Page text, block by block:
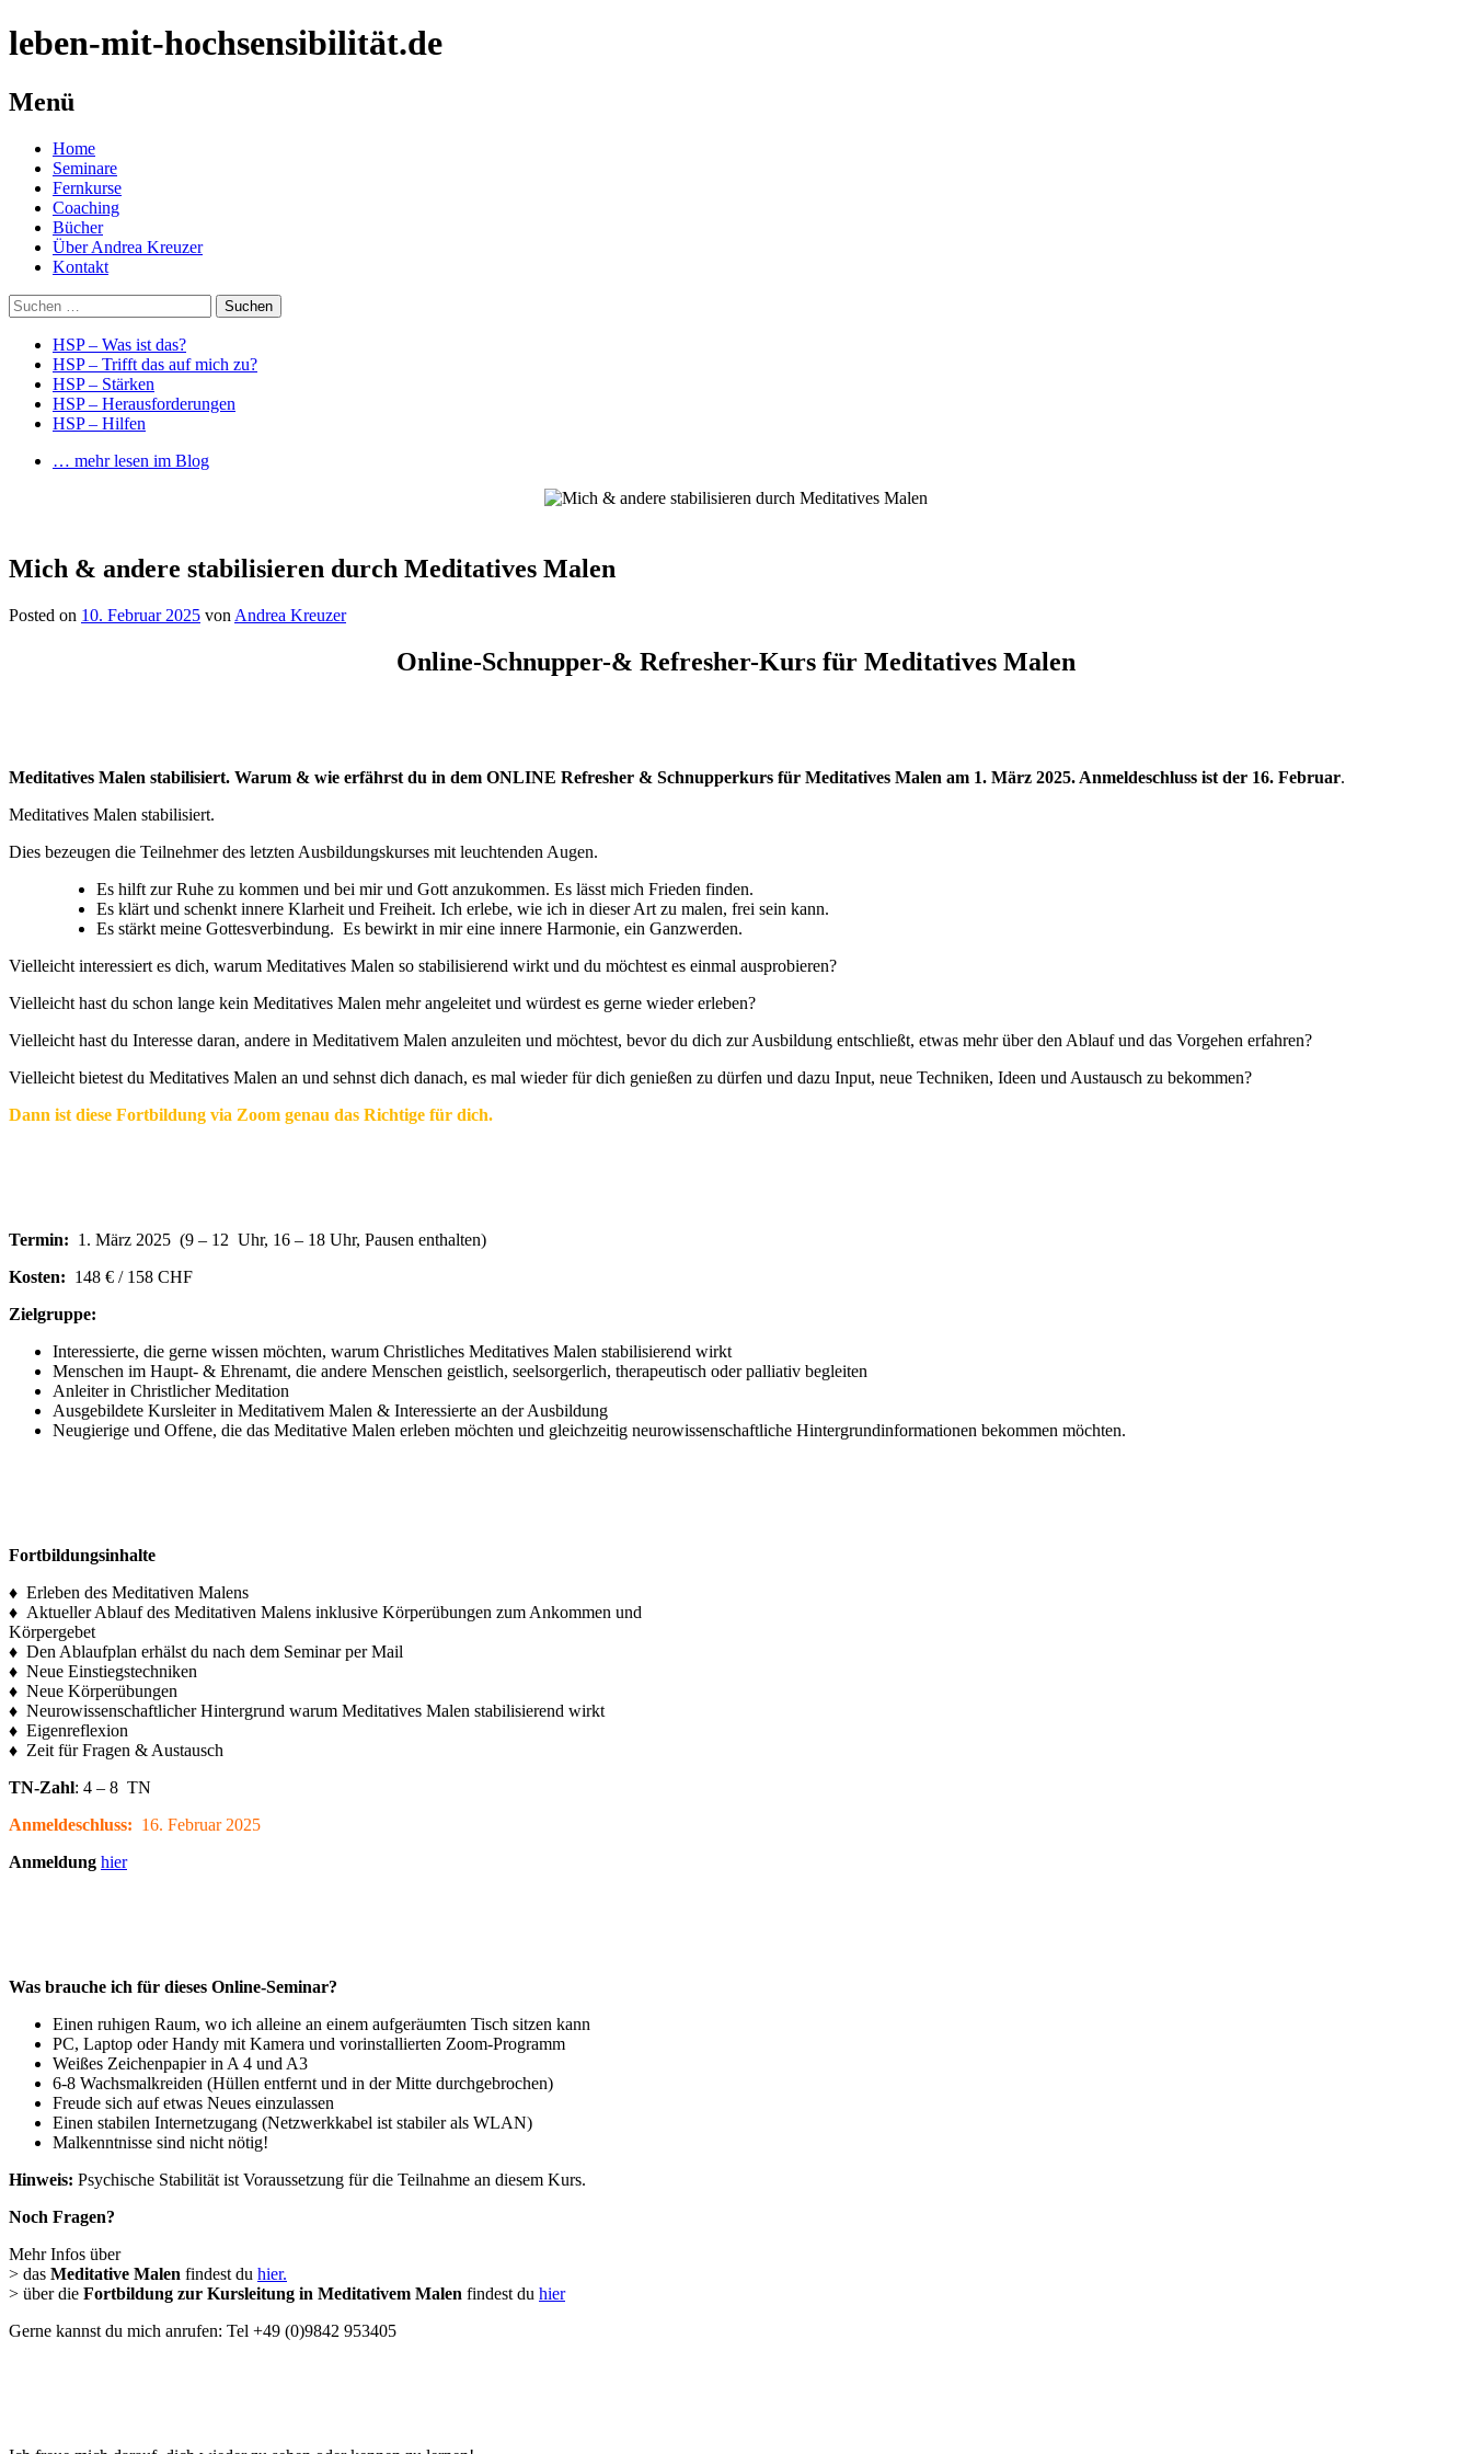
leben-mit-hochsensibilität.de
Menü
Springe
zum
Inhalt
Home
Seminare
Fernkurse
Coaching
Bücher
Über Andrea Kreuzer
Kontakt
Suchen
nach:
HSP – Was ist das?
HSP – Trifft das auf mich zu?
HSP – Stärken
HSP – Herausforderungen
HSP – Hilfen
… mehr lesen im Blog
Mich & andere stabilisieren durch Meditatives Malen
Posted on 10. Februar 2025 von Andrea Kreuzer
Online-Schnupper-& Refresher-Kurs für Meditatives Malen
Meditatives Malen stabilisiert. Warum & wie erfährst du in dem ONLINE Refresher & Schnupperkurs für Meditatives Malen am 1. März 2025. Anmeldeschluss ist der 16. Februar.
Meditatives Malen stabilisiert.
Dies bezeugen die Teilnehmer des letzten Ausbildungskurses mit leuchtenden Augen.
Es hilft zur Ruhe zu kommen und bei mir und Gott anzukommen. Es lässt mich Frieden finden.
Es klärt und schenkt innere Klarheit und Freiheit. Ich erlebe, wie ich in dieser Art zu malen, frei sein kann.
Es stärkt meine Gottesverbindung. Es bewirkt in mir eine innere Harmonie, ein Ganzwerden.
Vielleicht interessiert es dich, warum Meditatives Malen so stabilisierend wirkt und du möchtest es einmal ausprobieren?
Vielleicht hast du schon lange kein Meditatives Malen mehr angeleitet und würdest es gerne wieder erleben?
Vielleicht hast du Interesse daran, andere in Meditativem Malen anzuleiten und möchtest, bevor du dich zur Ausbildung entschließt, etwas mehr über den Ablauf und das Vorgehen erfahren?
Vielleicht bietest du Meditatives Malen an und sehnst dich danach, es mal wieder für dich genießen zu dürfen und dazu Input, neue Techniken, Ideen und Austausch zu bekommen?
Dann ist diese Fortbildung via Zoom genau das Richtige für dich.
Termin: 1. März 2025 (9 – 12 Uhr, 16 – 18 Uhr, Pausen enthalten)
Kosten: 148 € / 158 CHF
Zielgruppe:
Interessierte, die gerne wissen möchten, warum Christliches Meditatives Malen stabilisierend wirkt
Menschen im Haupt- & Ehrenamt, die andere Menschen geistlich, seelsorgerlich, therapeutisch oder palliativ begleiten
Anleiter in Christlicher Meditation
Ausgebildete Kursleiter in Meditativem Malen & Interessierte an der Ausbildung
Neugierige und Offene, die das Meditative Malen erleben möchten und gleichzeitig neurowissenschaftliche Hintergrundinformationen bekommen möchten.
Fortbildungsinhalte
♦ Erleben des Meditativen Malens
♦ Aktueller Ablauf des Meditativen Malens inklusive Körperübungen zum Ankommen und
Körpergebet
♦ Den Ablaufplan erhälst du nach dem Seminar per Mail
♦ Neue Einstiegstechniken
♦ Neue Körperübungen
♦ Neurowissenschaftlicher Hintergrund warum Meditatives Malen stabilisierend wirkt
♦ Eigenreflexion
♦ Zeit für Fragen & Austausch
TN-Zahl: 4 – 8 TN
Anmeldeschluss: 16. Februar 2025
Anmeldung hier
Was brauche ich für dieses Online-Seminar?
Einen ruhigen Raum, wo ich alleine an einem aufgeräumten Tisch sitzen kann
PC, Laptop oder Handy mit Kamera und vorinstallierten Zoom-Programm
Weißes Zeichenpapier in A 4 und A3
6-8 Wachsmalkreiden (Hüllen entfernt und in der Mitte durchgebrochen)
Freude sich auf etwas Neues einzulassen
Einen stabilen Internetzugang (Netzwerkkabel ist stabiler als WLAN)
Malkenntnisse sind nicht nötig!
Hinweis: Psychische Stabilität ist Voraussetzung für die Teilnahme an diesem Kurs.
Noch Fragen?
Mehr Infos über
> das Meditative Malen findest du hier.
> über die Fortbildung zur Kursleitung in Meditativem Malen findest du hier
Gerne kannst du mich anrufen: Tel +49 (0)9842 953405